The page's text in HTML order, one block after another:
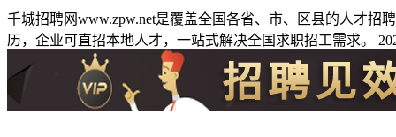
千城招聘网www.zpw.net是覆盖全国各省、市、区县的人才
历，企业可直招本地人才，一站式解决全国求职招工需求。